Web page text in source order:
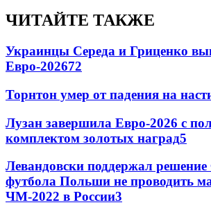
ЧИТАЙТЕ ТАКЖЕ
Украинцы Середа и Гриценко
Евро-202672
Торнтон умер от падения на
Лузан завершила Евро-2026 с
комплектом золотых наград5
Левандовски поддержал
футбола Польши не проводить
ЧМ-2022 в России3